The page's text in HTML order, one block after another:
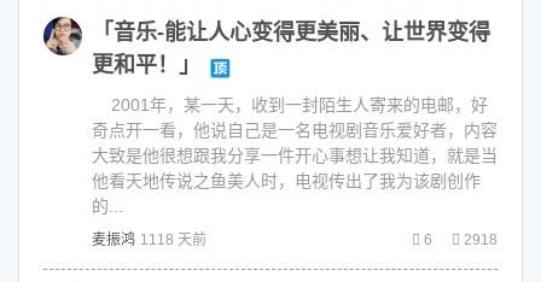
「音乐-能让人心变得更美丽、让世界变得
更和平！」
2001年，某一天，收到一封陌生人寄来的电邮，好
奇点开一看，他说自己是一名电视剧音乐爱好者，内容
大致是他很想跟我分享一件开心事想让我知道，就是当
他看天地传说之鱼美人时，电视传出了我为该剧创作
的...
麦振鸿 1118 天前 6 2918